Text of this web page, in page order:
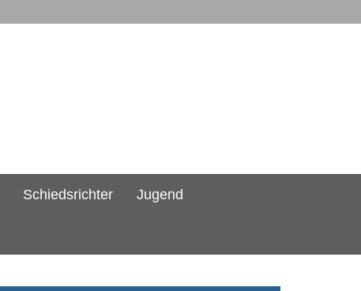
Schiedsrichter Jugend